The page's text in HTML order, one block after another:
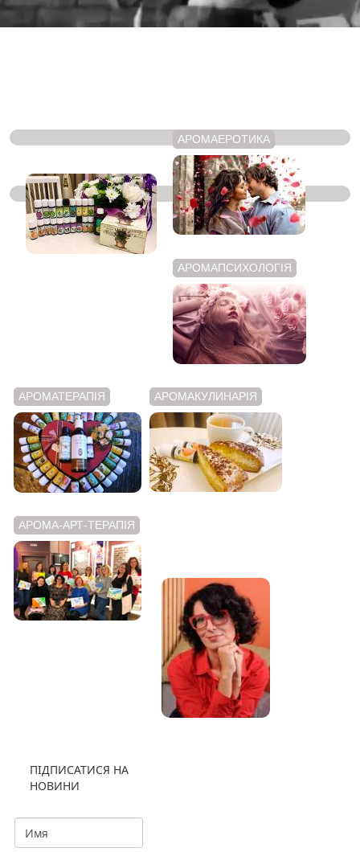
АРОМАЕРОТИКА
АРОМАПСИХОЛОГІЯ
АРОМАТЕРАПІЯ АРОМАКУЛИНАРІЯ
АРОМА-АРТ-ТЕРАПІЯ
ПІДПИСАТИСЯ НА
НОВИНИ